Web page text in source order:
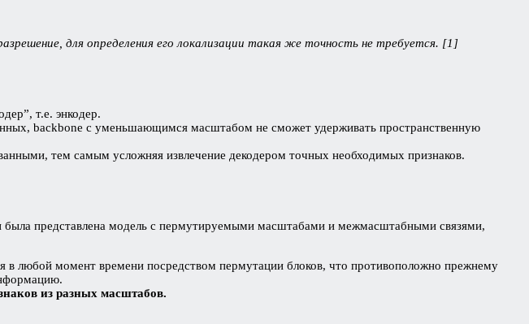
для определения его локализации такая же точность не требуется. [1]
т.е. энкодер.
backbone с уменьшающимся масштабом не сможет удерживать пространственную
тем самым усложняя извлечение декодером точных необходимых признаков.
была представлена модель с пермутируемыми масштабами и межмасштабными связями,
в любой момент времени посредством пермутации блоков, что противоположно прежнему
из разных масштабов.